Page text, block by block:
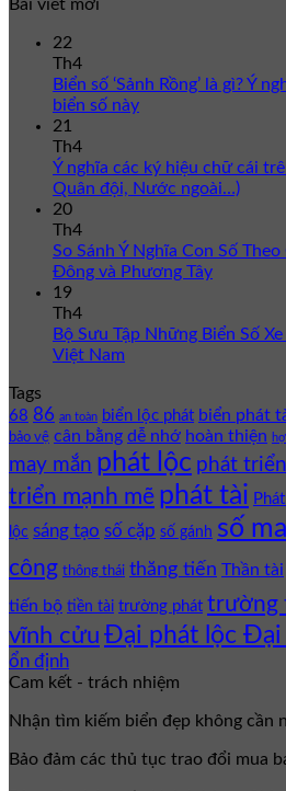
Bài viết mới
22
Th4
Biển số ‘Sảnh Rồng’ là gì? Ý
biển số này
21
Th4
Ý nghĩa các ký hiệu chữ cái
Quân đội, Nước ngoài…)
20
Th4
So Sánh Ý Nghĩa Con Số
Đông và Phương Tây
19
Th4
Bộ Sưu Tập Những Biển Số
Việt Nam
Tags
68 86 an toàn biển lộc phát biển phát
bảo vệ cân bằng dễ nhớ hoàn thiện
may mắn phát lộc phát triển
triển mạnh mẽ phát tài
lộc sáng tạo số cặp số gánh số
công thông thái thăng tiến Thần tài
tiến bộ tiền tài trường phát trường
vĩnh cửu Đại phát lộc Đại
ổn định
Cam kết - trách nhiệm
Nhận tìm kiếm biển đẹp không cần
Bảo đảm các thủ tục trao đổi mua